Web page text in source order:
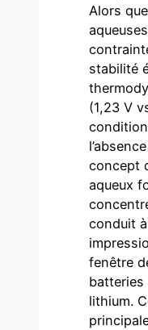
Alors
stabilité
(1,23 V
concept
aqueux
conduit
fenêtre
batteries
lithium.